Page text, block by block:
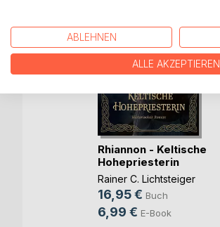
Rhiannon - Keltische
Hohepriesterin
Rainer C. Lichtsteiger
16,95 € Buch
6,99 € E-Book
ABLEHNEN
ALLE AKZEPTIEREN